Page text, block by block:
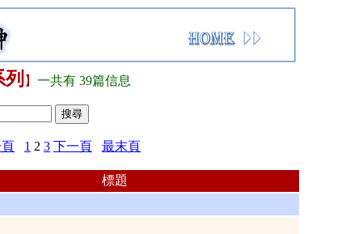
】 一共有 39篇信息
頁 1 2 3 下一頁 最末頁
標題